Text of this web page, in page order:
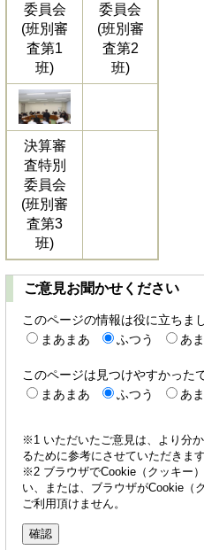
委員会
(班別審
査第1
班)
委員会
(班別審
査第2
班)
決算審
査特別
委員会
(班別審
査第3
班)
ご意見お聞かせください
このページの情報は役に立ちま
まあまあ
ふつう あ
このページは見つけやすかった
まあまあ
ふつう あ
※1 いただいたご意見は、より分
るために参考にさせていただきま
※2 ブラウザでCookie（クッキー
い、または、ブラウザがCookie（
ご利用頂けません。